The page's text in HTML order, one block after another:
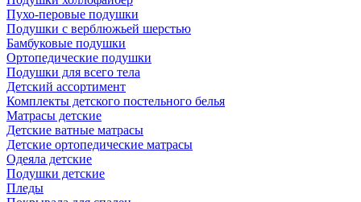
Пухо-перовые подушки
Подушки с верблюжьей шерстью
Бамбуковые подушки
Ортопедические подушки
Подушки для всего тела
Детский ассортимент
Комплекты детского постельного белья
Матрасы детские
Детские ватные матрасы
Детские ортопедические матрасы
Одеяла детские
Подушки детские
Пледы